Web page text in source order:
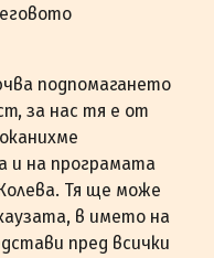
подпомагането
за нас тя е от
и на програмата
Тя ще може
в името на
пред всички